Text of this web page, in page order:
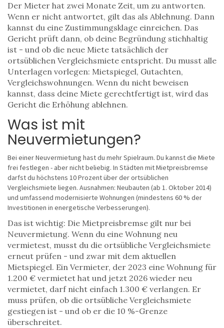
Der Mieter hat zwei Monate Zeit, um zu antworten.
Wenn er nicht antwortet, gilt das als Ablehnung. Dann
kannst du eine Zustimmungsklage einreichen. Das
Gericht prüft dann, ob deine Begründung stichhaltig
ist - und ob die neue Miete tatsächlich der
ortsüblichen Vergleichsmiete entspricht. Du musst alle
Unterlagen vorlegen: Mietspiegel, Gutachten,
Vergleichswohnungen. Wenn du nicht beweisen
kannst, dass deine Miete gerechtfertigt ist, wird das
Gericht die Erhöhung ablehnen.
Was ist mit
Neuvermietungen?
Bei einer Neuvermietung hast du mehr Spielraum. Du kannst die Miete
frei festlegen - aber nicht beliebig. In Städten mit Mietpreisbremse
darfst du höchstens 10 Prozent über der ortsüblichen
Vergleichsmiete liegen. Ausnahmen: Neubauten (ab 1. Oktober 2014)
und umfassend modernisierte Wohnungen (mindestens 60 % der
Investitionen in energetische Verbesserungen).
Das ist wichtig: Die Mietpreisbremse gilt nur bei
Neuvermietung. Wenn du eine Wohnung neu
vermietest, musst du die ortsübliche Vergleichsmiete
erneut prüfen - und zwar mit dem aktuellen
Mietspiegel. Ein Vermieter, der 2023 eine Wohnung für
1.200 € vermietet hat und jetzt 2026 wieder neu
vermietet, darf nicht einfach 1.300 € verlangen. Er
muss prüfen, ob die ortsübliche Vergleichsmiete
gestiegen ist - und ob er die 10 %-Grenze
überschreitet.